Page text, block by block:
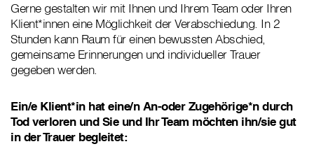
Gerne gestalten wir mit Ihnen und Ihrem Team oder Ihren
Klient*innen eine Möglichkeit der Verabschiedung. In 2
Stunden kann Raum für einen bewussten Abschied,
gemeinsame Erinnerungen und individueller Trauer
gegeben werden.
Ein/e Klient*in hat eine/n An-oder Zugehörige*n durch
Tod verloren und Sie und Ihr Team möchten ihn/sie gut
in der Trauer begleitet: